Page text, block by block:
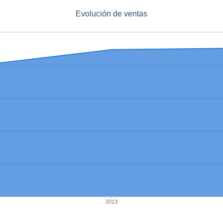
Evolución de ventas
2013